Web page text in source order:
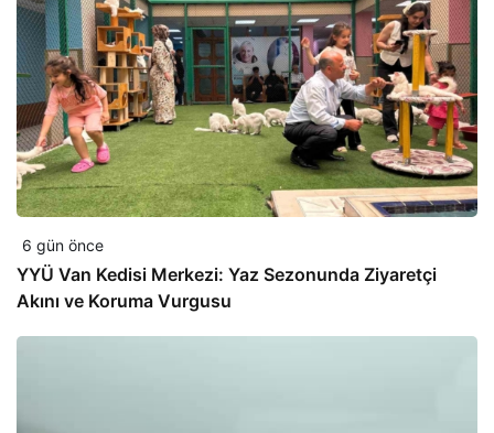
6 gün önce
YYÜ Van Kedisi Merkezi: Yaz Sezonunda Ziyaretçi
Akını ve Koruma Vurgusu